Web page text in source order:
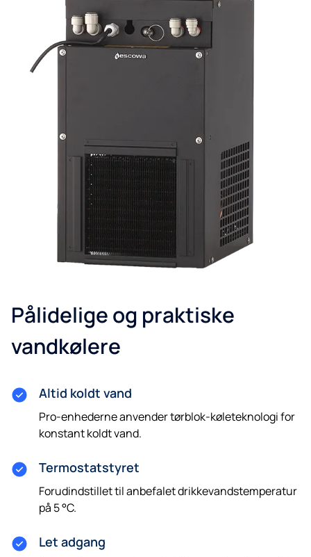
Pålidelige og praktiske
vandkølere
Altid koldt vand
Pro-enhederne anvender tørblok-køleteknologi for
konstant koldt vand.
Termostatstyret
Forudindstillet til anbefalet drikkevandstemperatur
på 5 °C.
Let adgang